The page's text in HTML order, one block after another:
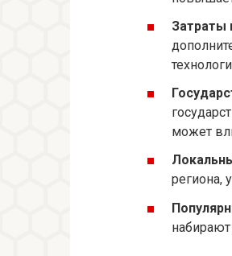
Затраты
может
региона,